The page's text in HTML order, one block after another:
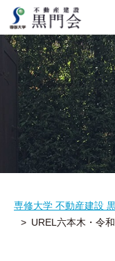
専修大学 不動産建設
UREL六本木・令